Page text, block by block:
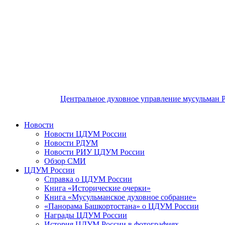
Центральное духовное управление мусульман
Новости
Новости ЦДУМ России
Новости РДУМ
Новости РИУ ЦДУМ России
Обзор СМИ
ЦДУМ России
Справка о ЦДУМ России
Книга «Исторические очерки»
Книга «Мусульманское духовное собрание»
«Панорама Башкортостана» о ЦДУМ России
Награды ЦДУМ России